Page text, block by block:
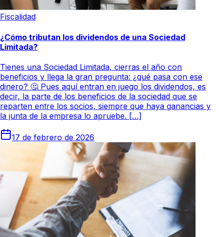
Fiscalidad
¿Cómo tributan los dividendos de una Sociedad
Limitada?
Tienes una Sociedad Limitada, cierras el año con
beneficios y llega la gran pregunta: ¿qué pasa con ese
dinero? 🤔 Pues aquí entran en juego los dividendos, es
decir, la parte de los beneficios de la sociedad que se
reparten entre los socios, siempre que haya ganancias y
la junta de la empresa lo apruebe. […]
17 de febrero de 2026